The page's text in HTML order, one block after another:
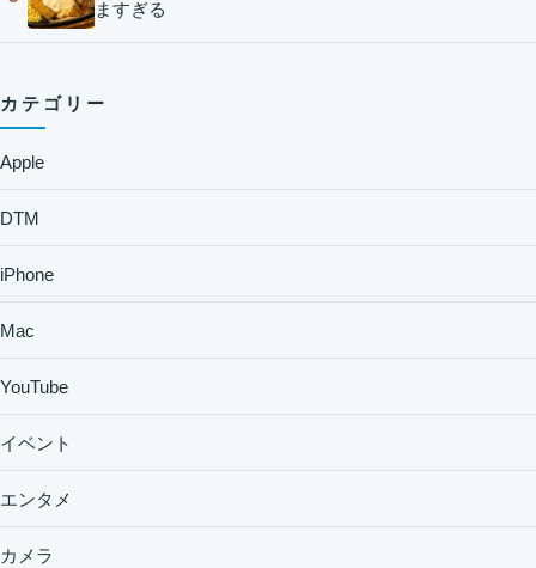
ますぎる
カテゴリー
Apple
DTM
iPhone
Mac
YouTube
イベント
エンタメ
カメラ